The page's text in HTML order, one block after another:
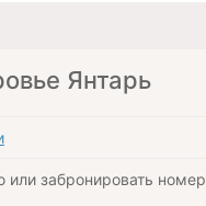
Янтарь
забронировать номер